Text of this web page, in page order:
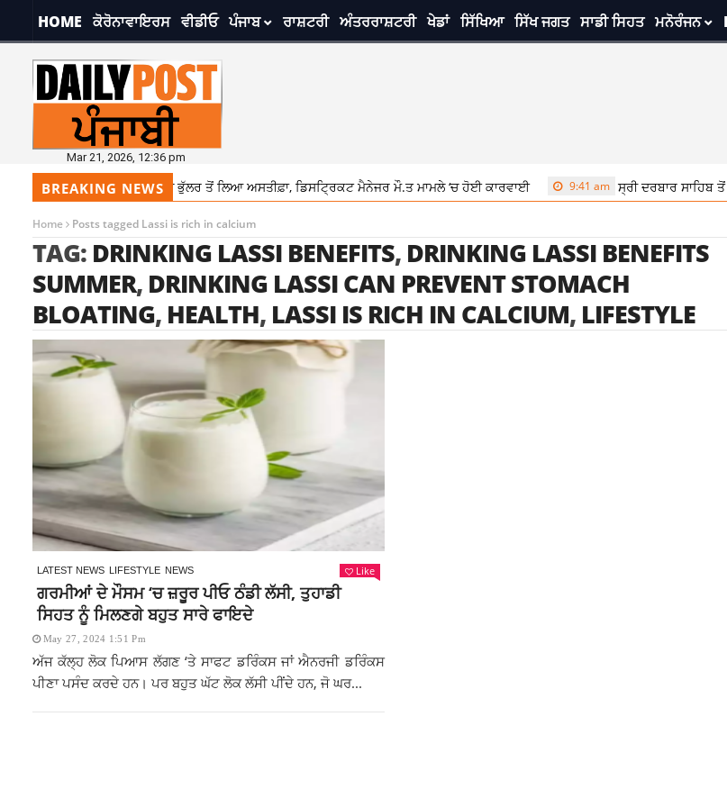
HOME ਕੋਰੋਨਾਵਾਇਰਸ ਵੀਡੀਓ ਪੰਜਾਬ ਰਾਸ਼ਟਰੀ ਅੰਤਰਰਾਸ਼ਟਰੀ ਖੇਡਾਂ ਸਿੱਖਿਆ ਸਿੱਖ ਜਗਤ ਸਾਡੀ ਸਿਹਤ ਮਨੋਰੰਜਨ
Mar 21, 2026, 12:36 pm
BREAKING NEWS
CM ਮਾਨ ਨੇ ਮੰਤਰੀ ਲਾਲਜੀਤ ਸਿੰਘ ਭੁੱਲਰ ਤੋਂ ਲਿਆ ਅਸਤੀਫ਼ਾ, ਡਿਸਟ੍ਰਿਕਟ ਮੈਨੇਜਰ ਮੌ.ਤ ਮਾਮਲੇ ‘ਚ ਹੋਈ ਕਾਰਵਾਈ 9:41 am ਸ੍ਰੀ ਦਰਬਾਰ ਸਾਹਿਬ ਤੋਂ
Home Posts tagged Lassi is rich in calcium
TAG: DRINKING LASSI BENEFITS, DRINKING LASSI BENEFITS
SUMMER, DRINKING LASSI CAN PREVENT STOMACH
BLOATING, HEALTH, LASSI IS RICH IN CALCIUM, LIFESTYLE
LATEST NEWS LIFESTYLE NEWS Like
ਗਰਮੀਆਂ ਦੇ ਮੌਸਮ ‘ਚ ਜ਼ਰੂਰ ਪੀਓ ਠੰਡੀ ਲੱਸੀ, ਤੁਹਾਡੀ
ਸਿਹਤ ਨੂੰ ਮਿਲਣਗੇ ਬਹੁਤ ਸਾਰੇ ਫਾਇਦੇ
May 27, 2024 1:51 Pm
ਅੱਜ ਕੱਲ੍ਹ ਲੋਕ ਪਿਆਸ ਲੱਗਣ ‘ਤੇ ਸਾਫਟ ਡਰਿੰਕਸ ਜਾਂ ਐਨਰਜੀ ਡਰਿੰਕਸ
ਪੀਣਾ ਪਸੰਦ ਕਰਦੇ ਹਨ। ਪਰ ਬਹੁਤ ਘੱਟ ਲੋਕ ਲੱਸੀ ਪੀਂਦੇ ਹਨ, ਜੋ ਘਰ...